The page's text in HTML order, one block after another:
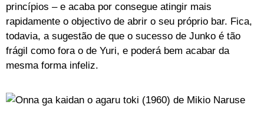
princípios – e acaba por consegue atingir mais
rapidamente o objectivo de abrir o seu próprio bar. Fica,
todavia, a sugestão de que o sucesso de Junko é tão
frágil como fora o de Yuri, e poderá bem acabar da
mesma forma infeliz.